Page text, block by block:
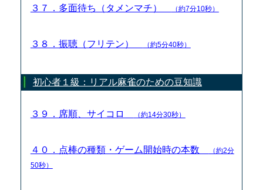
３７．多面待ち（タメンマチ） （約7分10秒）
３８．振聴（フリテン） （約5分40秒）
初心者１級：リアル麻雀のための豆知識
３９．席順、サイコロ （約14分30秒）
４０．点棒の種類・ゲーム開始時の本数
（約2分
50秒）